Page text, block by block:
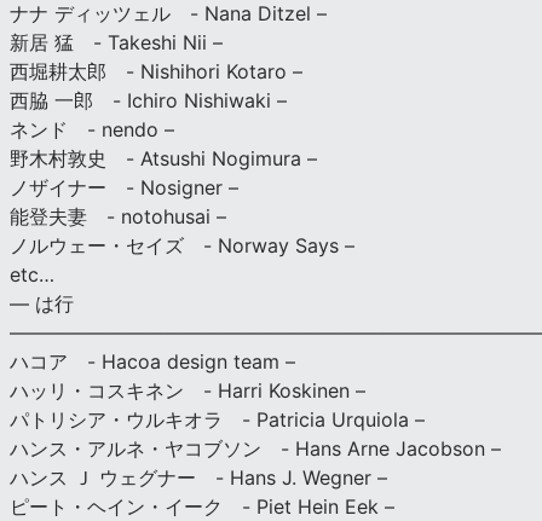
ナナ ディッツェル - Nana Ditzel –
新居 猛 - Takeshi Nii –
西堀耕太郎 - Nishihori Kotaro –
西脇 一郎 - Ichiro Nishiwaki –
ネンド - nendo –
野木村敦史 - Atsushi Nogimura –
ノザイナー - Nosigner –
能登夫妻 - notohusai –
ノルウェー・セイズ - Norway Says –
etc…
— は行
ハコア - Hacoa design team –
ハッリ・コスキネン - Harri Koskinen –
パトリシア・ウルキオラ - Patricia Urquiola –
ハンス・アルネ・ヤコブソン - Hans Arne Jacobson –
ハンス Ｊ ウェグナー - Hans J. Wegner –
ピート・ヘイン・イーク - Piet Hein Eek –